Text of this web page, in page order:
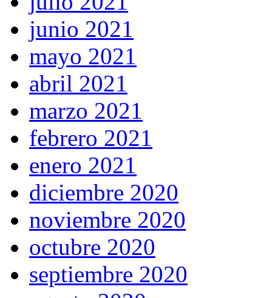
junio 2021
mayo 2021
abril 2021
marzo 2021
febrero 2021
enero 2021
diciembre 2020
noviembre 2020
octubre 2020
septiembre 2020